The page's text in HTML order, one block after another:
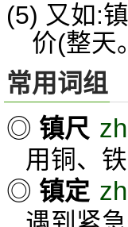
(5) 又如:
价(整天
常用词组
◎ 镇尺
用铜、
◎ 镇定